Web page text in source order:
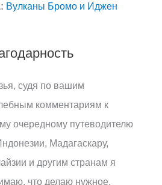
Вулканы Бромо и Иджен
судя по вашим
комментариям к
очередному путеводителю
Мадагаскару,
и другим странам я
что делаю нужное,